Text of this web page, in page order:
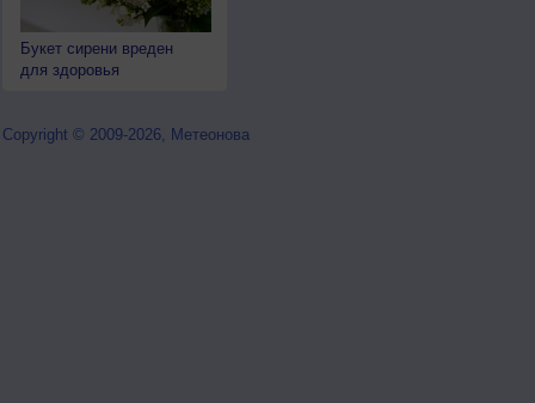
Букет сирени вреден
для здоровья
Copyright © 2009-2026, Метеонова